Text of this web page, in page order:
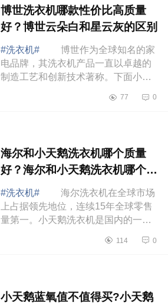
博世洗衣机哪款性价比高质量
好？博世云朵白和星云灰的区别
#洗衣机#
博世作为全球知名的家
电品牌，其洗衣机产品一直以卓越的
制造工艺和创新技术著称。下面小编
高质量好？博世云朵白和星云灰的区
77 0
海尔和小天鹅洗衣机哪个质量
好？海尔和小天鹅洗衣机哪个洗
的干净
#洗衣机#
海尔洗衣机在全球市场
上占据领先地位，连续15年全球零售
量第一。小天鹅洗衣机是国内的一线
非常丰富，性价比非常高。很多消费
114 0
小天鹅蓝氧值不值得买?小天鹅